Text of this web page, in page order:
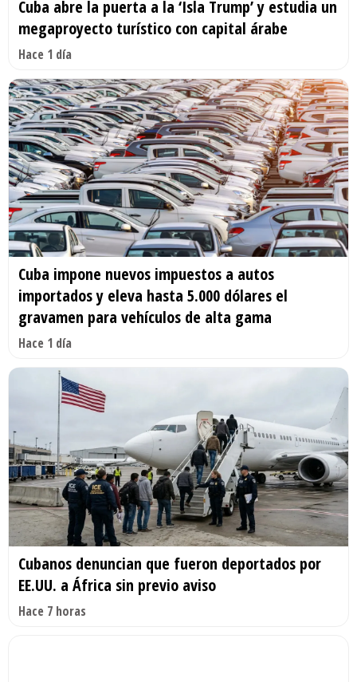
Cuba abre la puerta a la ‘Isla Trump’ y estudia un
megaproyecto turístico con capital árabe
Hace 1 día
Cuba impone nuevos impuestos a autos
importados y eleva hasta 5.000 dólares el
gravamen para vehículos de alta gama
Hace 1 día
Cubanos denuncian que fueron deportados por
EE.UU. a África sin previo aviso
Hace 7 horas